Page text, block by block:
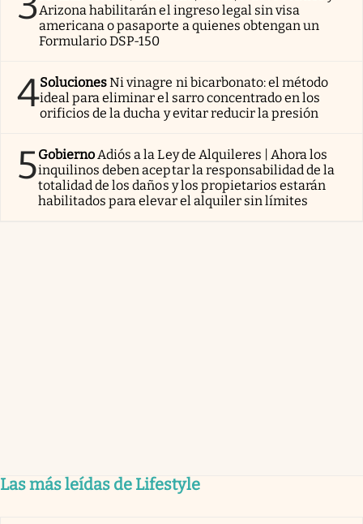
Arizona habilitarán el ingreso legal sin visa
americana o pasaporte a quienes obtengan un
Formulario DSP-150
4SolucionesNi vinagre ni bicarbonato: el método
ideal para eliminar el sarro concentrado en los
orificios de la ducha y evitar reducir la presión
5GobiernoAdiós a la Ley de Alquileres | Ahora los
inquilinos deben aceptar la responsabilidad de la
totalidad de los daños y los propietarios estarán
habilitados para elevar el alquiler sin límites
Las más leídas de Lifestyle